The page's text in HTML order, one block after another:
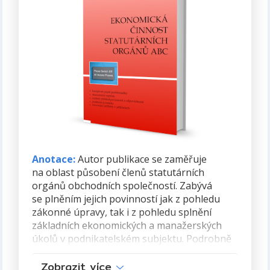
se může insolvence týkat.
Dr. Ing. Vítězslav Hálek, MBA, Ph.D.
978-80-89364-20-6
PDF, 232 stran
Rok vydání:2011 (první vydání)
Anotace:Autor publikace se zaměřuje
na oblast působení členů statutárních
orgánů obchodních společností. Zabývá
se plněním jejich povinností jak z pohledu
zákonné úpravy, tak i z pohledu splnění
základních ekonomických a manažerských
úkolů v podnikatelském subjektu. Podrobně
povinnosti managementu i členů
Zobrazit více